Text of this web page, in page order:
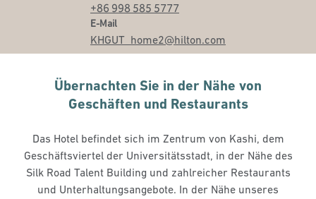
+86 998 585 5777
E-Mail
Email
KHGUT_home2@hilton.com
Übernachten Sie in der Nähe von
Geschäften und Restaurants
Das Hotel befindet sich im Zentrum von Kashi, dem
Geschäftsviertel der Universitätsstadt, in der Nähe des
Silk Road Talent Building und zahlreicher Restaurants
und Unterhaltungsangebote. In der Nähe unseres